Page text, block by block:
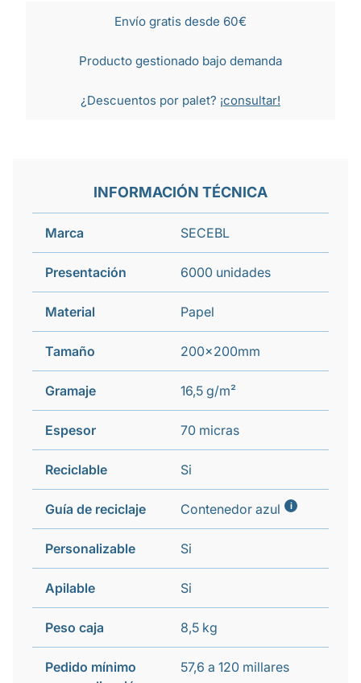
Envío gratis desde 60€
Producto gestionado bajo demanda
¿Descuentos por palet? ¡consultar!
INFORMACIÓN TÉCNICA
Marca SECEBL
Presentación 6000 unidades
Material Papel
Tamaño 200x200mm
Gramaje 16,5 g/m²
Espesor 70 micras
Reciclable Si
Guía de reciclaje Contenedor azul i
Personalizable Si
Apilable Si
Peso caja 8,5 kg
Pedido mínimo
57,6 a 120 millares